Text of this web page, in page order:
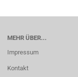
MEHR ÜBER...
Impressum
Kontakt